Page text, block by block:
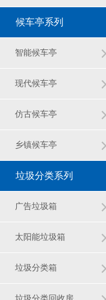
候车亭系列
智能候车亭
现代候车亭
仿古候车亭
乡镇候车亭
垃圾分类系列
广告垃圾箱
太阳能垃圾箱
垃圾分类箱